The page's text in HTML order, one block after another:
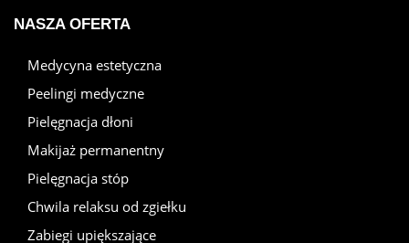
NASZA OFERTA
Medycyna estetyczna
Peelingi medyczne
Pielęgnacja dłoni
Makijaż permanentny
Pielęgnacja stóp
Chwila relaksu od zgiełku
Zabiegi upiększające